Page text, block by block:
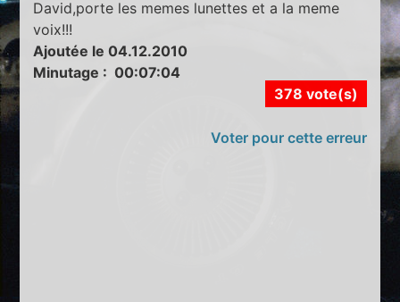
David,porte les memes lunettes et a la meme
voix!!!
Ajoutée le 04.12.2010
Minutage : 00:07:04
378 vote(s)
Voter pour cette erreur